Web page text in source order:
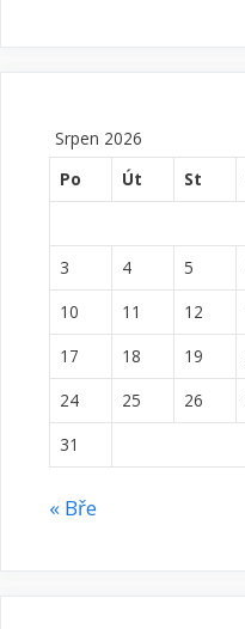
Srpen 2026
Po
Út St
3
4 5
10
11 12
17
18 19
24
25 26
31
« Bře